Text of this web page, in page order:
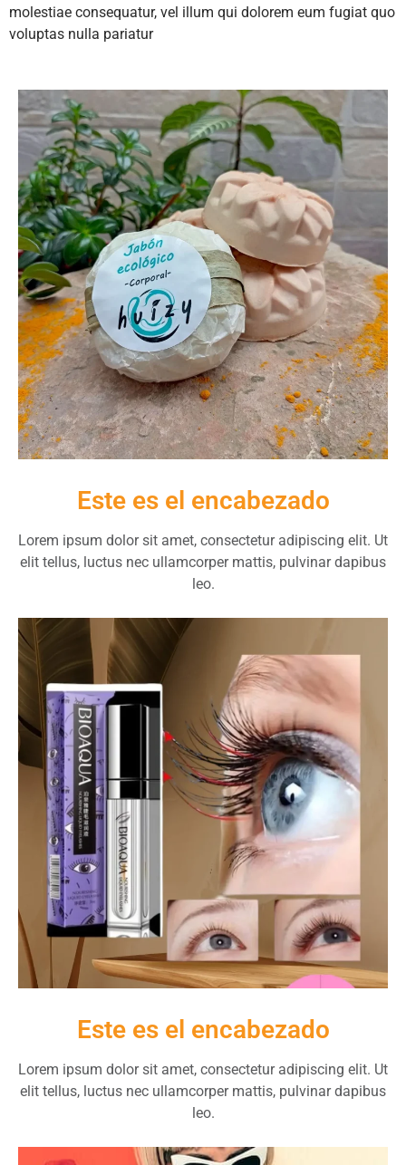
molestiae consequatur, vel illum qui dolorem eum fugiat quo
voluptas nulla pariatur
Este es el encabezado
Lorem ipsum dolor sit amet, consectetur adipiscing elit. Ut
elit tellus, luctus nec ullamcorper mattis, pulvinar dapibus
leo.
Este es el encabezado
Lorem ipsum dolor sit amet, consectetur adipiscing elit. Ut
elit tellus, luctus nec ullamcorper mattis, pulvinar dapibus
leo.